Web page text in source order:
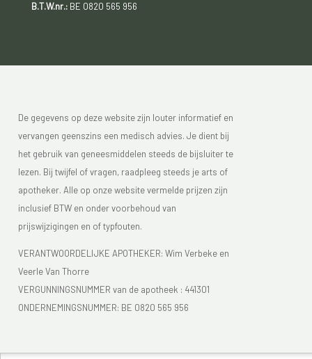
B.T.W.nr.:BE 0820 565 956
De gegevens op deze website zijn louter informatief en
vervangen geenszins een medisch advies. Je dient bij
het gebruik van geneesmiddelen steeds de bijsluiter te
lezen. Bij twijfel of vragen, raadpleeg steeds je arts of
apotheker. Alle op onze website vermelde prijzen zijn
inclusief BTW en onder voorbehoud van
prijswijzigingen en of typfouten.
VERANTWOORDELIJKE APOTHEKER: Wim Verbeke en
Veerle Van Thorre
VERGUNNINGSNUMMER van de apotheek : 441301
ONDERNEMINGSNUMMER: BE 0820 565 956